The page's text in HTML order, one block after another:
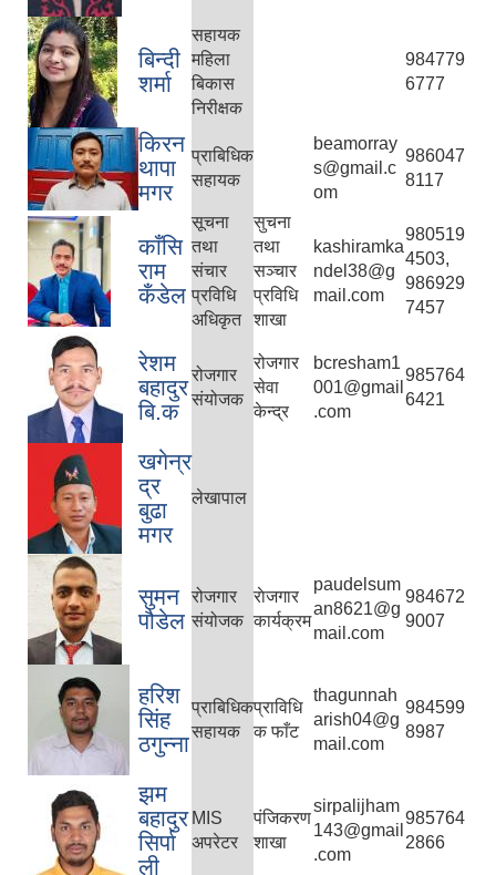
बिन्दी
शर्मा
सहायक
महिला
बिकास
निरीक्षक
984779
6777
किरन
थापा
मगर
प्राबिधिक
सहायक
beamorray
s@gmail.c
om
986047
8117
काँसि
राम
कँडेल
सूचना
तथा
संचार
प्रविधि
अधिकृत
सुचना
तथा
सञ्चार
प्रविधि
शाखा
kashiramka
ndel38@g
mail.com
980519
4503,
986929
7457
रेशम
बहादुर
बि.क
रोजगार
संयोजक
रोजगार
सेवा
केन्द्र
bcresham1
001@gmail
.com
985764
6421
खगेन्र
द्र
बुढा
मगर
लेखापाल
सुमन
पौडेल
रोजगार
संयोजक
राेजगार
कार्यक्रम
paudelsum
an8621@g
mail.com
984672
9007
हरिश
सिंह
ठगुन्ना
प्राबिधिक
सहायक
प्राविधि
क फाँट
thagunnah
arish04@g
mail.com
984599
8987
झम
बहादुर
सिर्पा
ली
MIS
अपरेटर
पं‌जिकरण
शाखा
sirpalijham
143@gmail
.com
985764
2866